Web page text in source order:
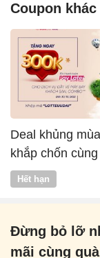
Coupon
Deal khủng
khắp chốn
Vntrip
Hết hạn
Đừng bỏ lỡ
mãi cùng